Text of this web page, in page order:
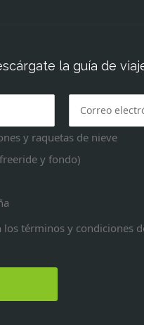
la guía de
y raquetas de nieve
y fondo)
términos y condiciones